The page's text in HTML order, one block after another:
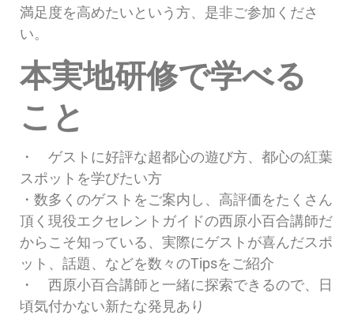
満足度を高めたいという方、是非ご参加くださ
い。
本実地研修で学べる
こと
・ ゲストに好評な超都心の遊び方、都心の紅葉
スポットを学びたい方
・数多くのゲストをご案内し、高評価をたくさん
頂く現役エクセレントガイドの西原小百合講師だ
からこそ知っている、実際にゲストが喜んだスポ
ット、話題、などを数々のTipsをご紹介
・ 西原小百合講師と一緒に探索できるので、日
頃気付かない新たな発見あり